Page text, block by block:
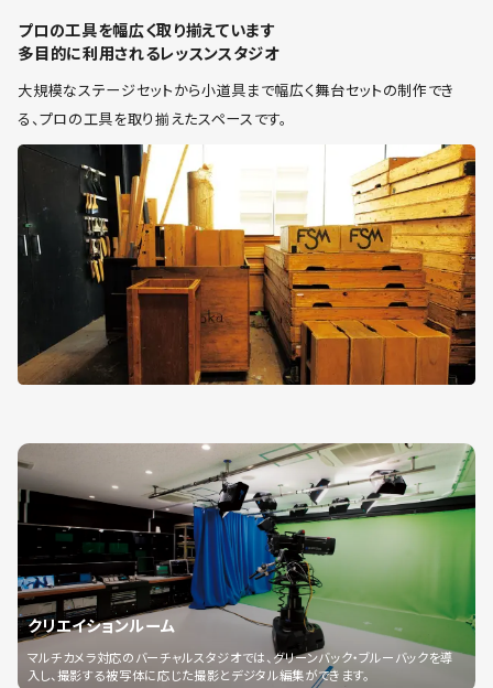
プロの工具を幅広く取り揃えています
多目的に利用されるレッスンスタジオ
大規模なステージセットから小道具まで幅広く舞台セットの制作でき
る、プロの工具を取り揃えたスペースです。
クリエイションルーム
マルチカメラ対応のバーチャルスタジオでは、グリーンバック・ブルーバックを導
入し、撮影する被写体に応じた撮影とデジタル編集ができます。